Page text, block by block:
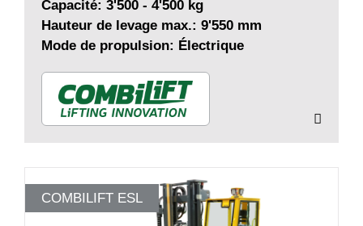
Capacité: 3'500 - 4'500 kg
Hauteur de levage max.: 9'550 mm
Mode de propulsion: Électrique
COMBILIFT ESL